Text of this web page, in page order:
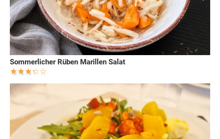
Sommerlicher Rüben Marillen Salat